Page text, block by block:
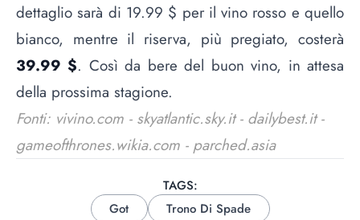
dettaglio sarà di 19.99 $ per il vino rosso e quello
bianco, mentre il riserva, più pregiato, costerà
39.99 $. Così da bere del buon vino, in attesa
della prossima stagione.
Fonti: vivino.com - skyatlantic.sky.it - dailybest.it -
gameofthrones.wikia.com - parched.asia
TAGS:
Got
Trono Di Spade